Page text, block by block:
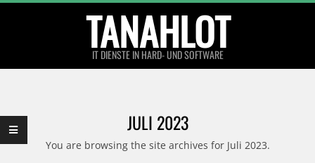
TANAHLOT
IT DIENSTE IN HARD- UND SOFTWARE
Menu
JULI 2023
You are browsing the site archives for Juli 2023.